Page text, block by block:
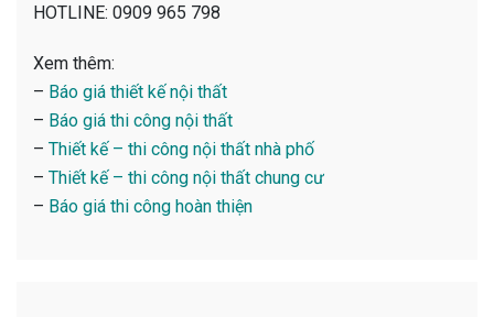
HOTLINE: 0909 965 798
Xem thêm:
– Báo giá thiết kế nội thất
– Báo giá thi công nội thất
– Thiết kế – thi công nội thất nhà phố
– Thiết kế – thi công nội thất chung cư
– Báo giá thi công hoàn thiện